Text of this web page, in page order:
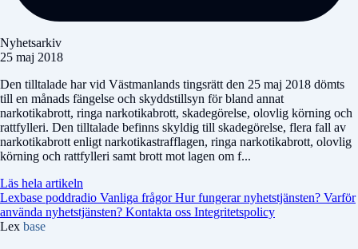
Nyhetsarkiv
25 maj 2018
Den tilltalade har vid Västmanlands tingsrätt den 25 maj 2018 dömts
till en månads fängelse och skyddstillsyn för bland annat
narkotikabrott, ringa narkotikabrott, skadegörelse, olovlig körning och
rattfylleri. Den tilltalade befinns skyldig till skadegörelse, flera fall av
narkotikabrott enligt narkotikastrafflagen, ringa narkotikabrott, olovlig
körning och rattfylleri samt brott mot lagen om f...
Läs hela artikeln
Lexbase poddradio Vanliga frågorHur fungerar nyhetstjänsten? Varför
använda nyhetstjänsten? Kontakta oss Integritetspolicy
Lex base